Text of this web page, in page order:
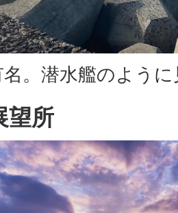
。潜水艦のよう
望所